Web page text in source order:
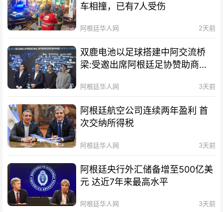
车相撞，已有7人受伤
阿根廷华人网 2天前
双鹿电池以足球搭建中阿交流桥
梁:受邀出席阿根廷足协赞助商招
阿根廷华人网 3天前
阿根廷航空公司连续两年盈利 首
次交纳所得税
阿根廷华人网 3天前
阿根廷央行外汇储备增至500亿美
元 达近7年来最高水平
阿根廷华人网 3天前